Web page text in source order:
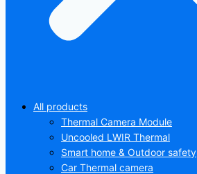
All products
Thermal Camera Module
Uncooled LWIR Thermal
Smart home & Outdoor safety
Car Thermal camera